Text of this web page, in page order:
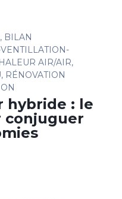
, BILAN
AIR/AIR,
, RÉNOVATION
hybride : le
conjuguer